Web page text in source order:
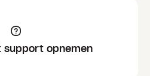
support opnemen